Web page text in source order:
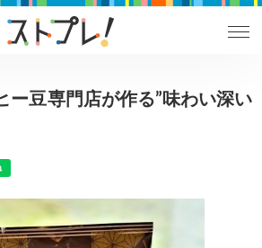
ー豆専門店が作る”味わい深い